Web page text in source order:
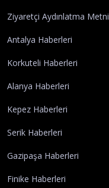
Ziyaretçi Aydınlatma Metni
Antalya Haberleri
Korkuteli Haberleri
Alanya Haberleri
Kepez Haberleri
Serik Haberleri
Gazipaşa Haberleri
Finike Haberleri